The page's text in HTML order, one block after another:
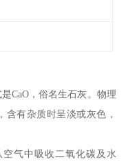
CaO，俗名生石灰。物理
有杂质时呈淡或灰色，
气中吸收二氧化碳及水